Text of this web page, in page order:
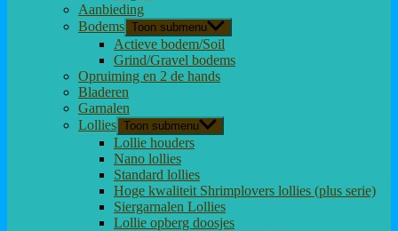
Aanbieding
Bodems Toon submenu
Actieve bodem/Soil
Grind/Gravel bodems
Opruiming en 2 de hands
Bladeren
Garnalen
Lollies Toon submenu
Lollie houders
Nano lollies
Standard lollies
Hoge kwaliteit Shrimplovers lollies (plus serie)
Siergarnalen Lollies
Lollie opberg doosjes